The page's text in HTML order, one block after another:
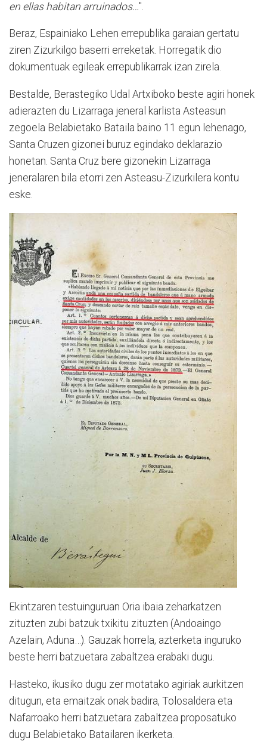
en ellas habitan arruinados…".
Beraz, Espainiako Lehen errepublika garaian gertatu
ziren Zizurkilgo baserri erreketak. Horregatik dio
dokumentuak egileak errepublikarrak izan zirela.
Bestalde, Berastegiko Udal Artxiboko beste agiri honek
adierazten du Lizarraga jeneral karlista Asteasun
zegoela Belabietako Bataila baino 11 egun lehenago,
Santa Cruzen gizonei buruz egindako deklarazio
honetan. Santa Cruz bere gizonekin Lizarraga
jeneralaren bila etorri zen Asteasu-Zizurkilera kontu
eske.
Ekintzaren testuinguruan Oria ibaia zeharkatzen
zituzten zubi batzuk txikitu zituzten (Andoaingo
Azelain, Aduna…). Gauzak horrela, azterketa inguruko
beste herri batzuetara zabaltzea erabaki dugu.
Hasteko, ikusiko dugu zer motatako agiriak aurkitzen
ditugun, eta emaitzak onak badira, Tolosaldera eta
Nafarroako herri batzuetara zabaltzea proposatuko
dugu Belabietako Batailaren ikerketa.